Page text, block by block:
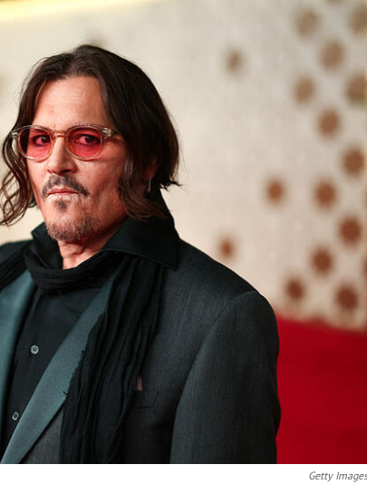
Getty Images